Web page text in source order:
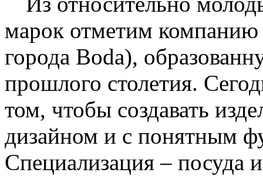
марок отметим
города Boda),
прошлого столетия.
том, чтобы создавать
дизайном и с понятным
Специализация – посуда